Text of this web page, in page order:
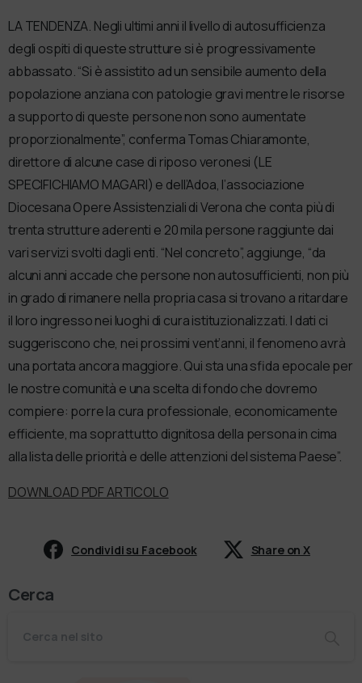
LA TENDENZA. Negli ultimi anni il livello di autosufficienza
degli ospiti di queste strutture si è progressivamente
abbassato. “Si è assistito ad un sensibile aumento della
popolazione anziana con patologie gravi mentre le risorse
a supporto di queste persone non sono aumentate
proporzionalmente”, conferma Tomas Chiaramonte,
direttore di alcune case di riposo veronesi (LE
SPECIFICHIAMO MAGARI) e dell’Adoa, l’associazione
Diocesana Opere Assistenziali di Verona che conta più di
trenta strutture aderenti e 20 mila persone raggiunte dai
vari servizi svolti dagli enti. “Nel concreto”, aggiunge, “da
alcuni anni accade che persone non autosufficienti, non più
in grado di rimanere nella propria casa si trovano a ritardare
il loro ingresso nei luoghi di cura istituzionalizzati. I dati ci
suggeriscono che, nei prossimi vent’anni, il fenomeno avrà
una portata ancora maggiore. Qui sta una sfida epocale per
le nostre comunità e una scelta di fondo che dovremo
compiere: porre la cura professionale, economicamente
efficiente, ma soprattutto dignitosa della persona in cima
alla lista delle priorità e delle attenzioni del sistema Paese”.
DOWNLOAD PDF ARTICOLO
Condividi su Facebook Share on X
Cerca